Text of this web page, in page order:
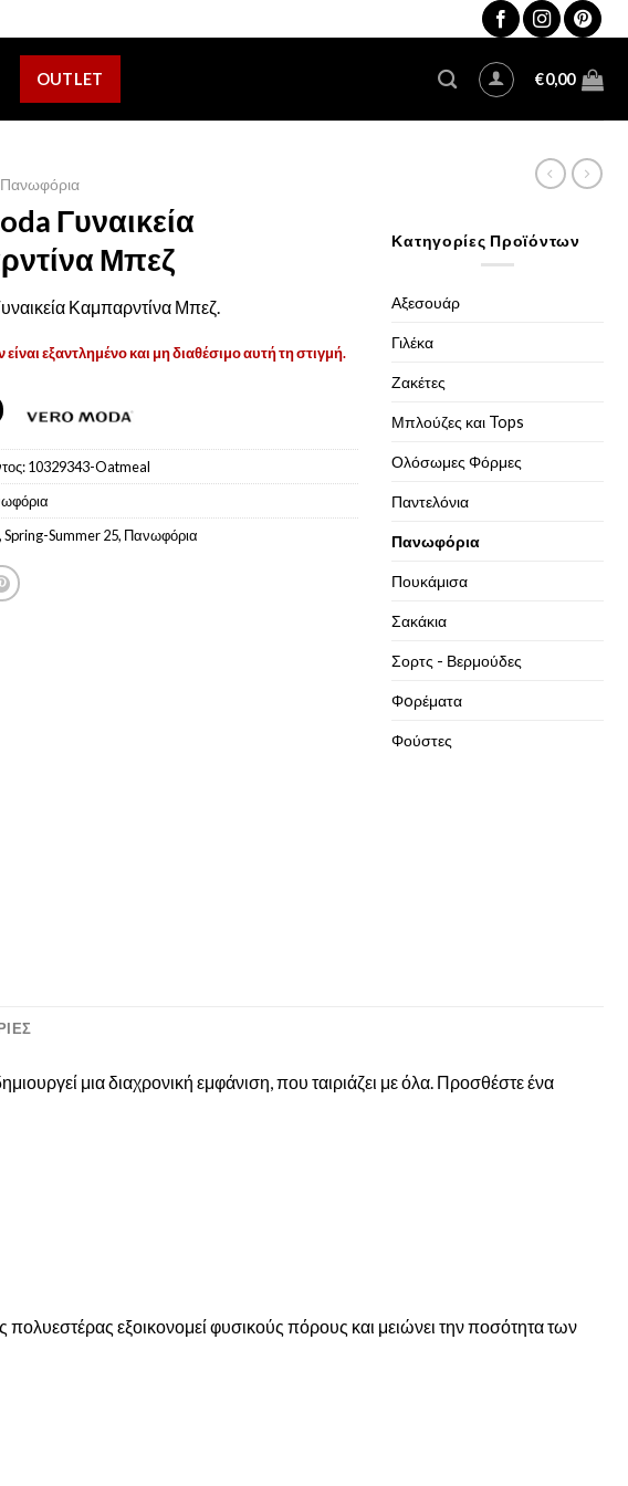
OUTLET €0,00
Πανωφόρια
Γυναικεία
Μπεζ
Καμπαρντίνα Μπεζ.
εξαντλημένο και μη διαθέσιμο αυτή τη στιγμή.
10329343-Oatmeal
,Spring-Summer 25, Πανωφόρια
Κατηγορίες Προϊόντων
Αξεσουάρ
Γιλέκα
Ζακέτες
Μπλούζες και Tops
Ολόσωμες Φόρμες
Παντελόνια
Πανωφόρια
Πουκάμισα
Σακάκια
Σορτς - Βερμούδες
Φoρέματα
Φούστες
μια διαχρονική εμφάνιση, που ταιριάζει με όλα. Προσθέστε ένα
εξοικονομεί φυσικούς πόρους και μειώνει την ποσότητα των